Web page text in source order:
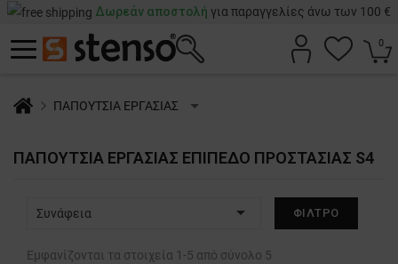
Δωρεάν αποστολή για παραγγελίες άνω των 100 €
0
ΠΑΠΟΥΤΣΙΑ ΕΡΓΑΣΙΑΣ
ΠΑΠΟΎΤΣΙΑ ΕΡΓΑΣΊΑΣ ΕΠΊΠΕΔΟ ΠΡΟΣΤΑΣΊΑΣ S4
Συνάφεια  ΦΊΛΤΡΟ
Εμφανίζονται τα στοιχεία 1-5 από σύνολο 5